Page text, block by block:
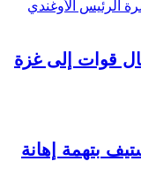
قوات إلى غزة
بتهمة إهانة